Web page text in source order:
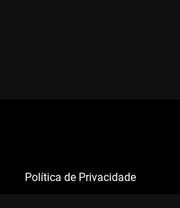
Política de Privacidade